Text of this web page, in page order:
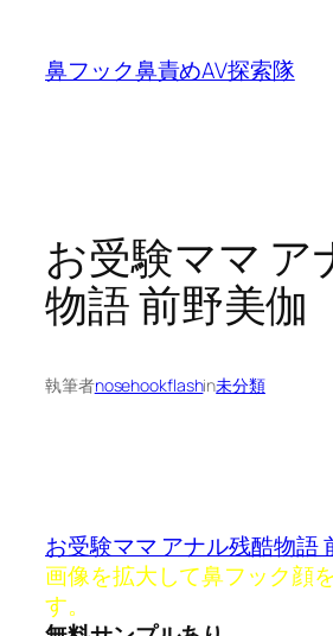
鼻フック鼻責めAV探索隊
お受験ママ ア
物語 前野美伽
執筆者nosehookflashin未分類
お受験ママ アナル残酷物語
画像を拡大して鼻フック顔
す。